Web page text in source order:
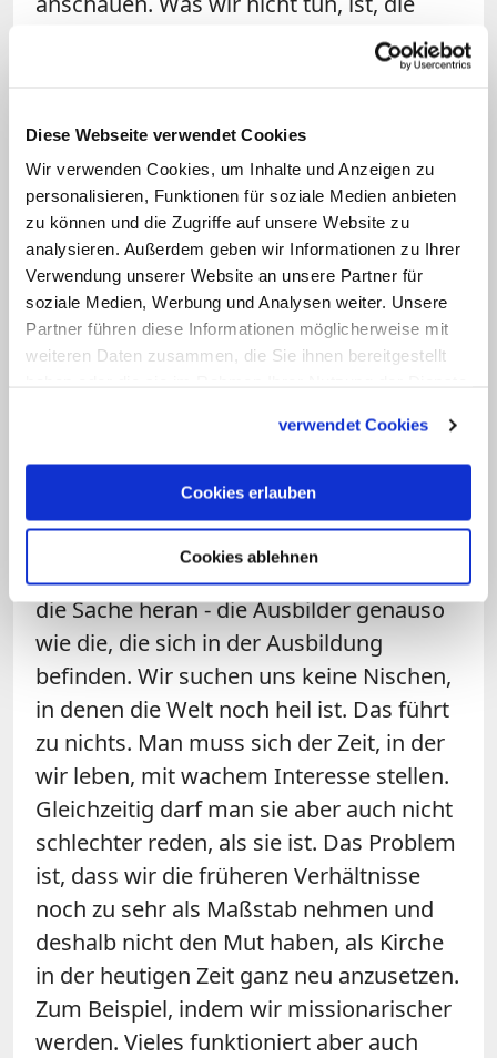
Diese Webseite verwendet Cookies
Wir verwenden Cookies, um Inhalte und Anzeigen zu
personalisieren, Funktionen für soziale Medien anbieten
zu können und die Zugriffe auf unsere Website zu
analysieren. Außerdem geben wir Informationen zu Ihrer
Verwendung unserer Website an unsere Partner für
soziale Medien, Werbung und Analysen weiter. Unsere
Partner führen diese Informationen möglicherweise mit
weiteren Daten zusammen, die Sie ihnen bereitgestellt
verwendet Cookies
Cookies erlauben
Cookies ablehnen
Priesterseminar zu senken oder bei der
Frage: Also wird kein Auge
zugedrückt?
Priller:Nein, das wäre kontraproduktiv.
Die Kriterien sind dieselben, die es immer
gegeben hat.
enttäuschten Priestern, die mit dem
nicht mehr klarkommen. Bereiten Sie
ihre Kandidaten auch darauf vor?
Priller:Wir gehen mit Realitätssinn an
die Sache heran - die Ausbilder genauso
wie die, die sich in der Ausbildung
befinden. Wir suchen uns keine Nischen,
in denen die Welt noch heil ist. Das führt
zu nichts. Man muss sich der Zeit, in der
wir leben, mit wachem Interesse stellen.
Gleichzeitig darf man sie aber auch nicht
schlechter reden, als sie ist. Das Problem
ist, dass wir die früheren Verhältnisse
noch zu sehr als Maßstab nehmen und
deshalb nicht den Mut haben, als Kirche
in der heutigen Zeit ganz neu anzusetzen.
Zum Beispiel, indem wir missionarischer
werden. Vieles funktioniert aber auch